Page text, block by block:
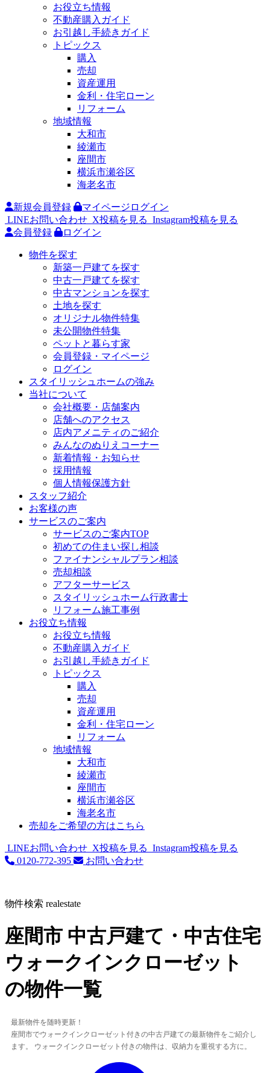
お役立ち情報
不動産購入ガイド
お引越し手続きガイド
トピックス
購入
売却
資産運用
金利・住宅ローン
リフォーム
地域情報
大和市
綾瀬市
座間市
横浜市瀬谷区
海老名市
新規会員登録
マイページログイン
LINEお問い合わせ X投稿を見る Instagram投稿を見る
会員登録
ログイン
物件を探す
新築一戸建てを探す
中古一戸建てを探す
中古マンションを探す
土地を探す
オリジナル物件特集
未公開物件特集
ペットと暮らす家
会員登録・マイページ
ログイン
スタイリッシュホームの強み
当社について
会社概要・店舗案内
店舗へのアクセス
店内アメニティのご紹介
みんなのぬりえコーナー
新着情報・お知らせ
採用情報
個人情報保護方針
スタッフ紹介
お客様の声
サービスのご案内
サービスのご案内TOP
初めての住まい探し相談
ファイナンシャルプラン相談
売却相談
アフターサービス
スタイリッシュホーム行政書士
リフォーム施工事例
お役立ち情報
お役立ち情報
不動産購入ガイド
お引越し手続きガイド
トピックス
購入
売却
資産運用
金利・住宅ローン
リフォーム
地域情報
大和市
綾瀬市
座間市
横浜市瀬谷区
海老名市
売却をご希望の方はこちら
LINEお問い合わせ X投稿を見る Instagram投稿を見る
0120-772-395
お問い合わせ
物件検索 realestate
座間市 中古戸建て・中古住宅
ウォークインクローゼット
の物件一覧
最新物件を随時更新！
座間市でウォークインクローゼット付きの中古戸建ての最新物件をご紹介し
ます。 ウォークインクローゼット付きの物件は、収納力を重視する方に。